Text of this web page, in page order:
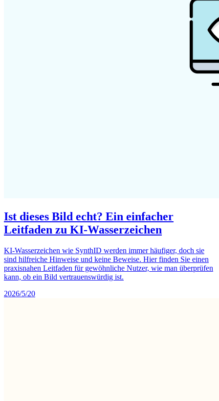
Ist dieses Bild echt? Ein einfacher
Leitfaden zu KI-Wasserzeichen
KI-Wasserzeichen wie SynthID werden immer häufiger, doch sie
sind hilfreiche Hinweise und keine Beweise. Hier finden Sie einen
praxisnahen Leitfaden für gewöhnliche Nutzer, wie man überprüfen
kann, ob ein Bild vertrauenswürdig ist.
2026/5/20